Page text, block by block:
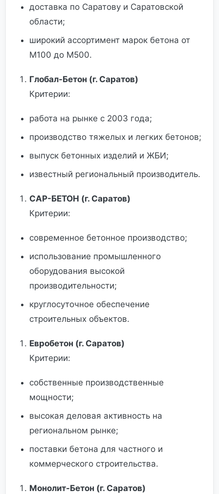
доставка по Саратову и Саратовской
области;
широкий ассортимент марок бетона от
М100 до М500.
Глобал-Бетон (г. Саратов)
Критерии:
работа на рынке с 2003 года;
производство тяжелых и легких бетонов;
выпуск бетонных изделий и ЖБИ;
известный региональный производитель.
САР-БЕТОН (г. Саратов)
Критерии:
современное бетонное производство;
использование промышленного
оборудования высокой
производительности;
круглосуточное обеспечение
строительных объектов.
Евробетон (г. Саратов)
Критерии:
собственные производственные
мощности;
высокая деловая активность на
региональном рынке;
поставки бетона для частного и
коммерческого строительства.
Монолит-Бетон (г. Саратов)